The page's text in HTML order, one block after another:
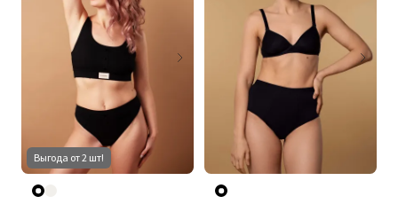
Выгода от 2 шт!